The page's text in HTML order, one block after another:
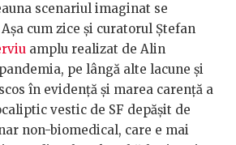
scenariul imaginat se
cum zice și curatorul Ștefan
amplu realizat de Alin
pe lângă alte lacune și
în evidență și marea carență a
vestic de SF depășit de
non-biomedical, care e mai